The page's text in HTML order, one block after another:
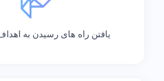
یافتن راه های رسیدن به